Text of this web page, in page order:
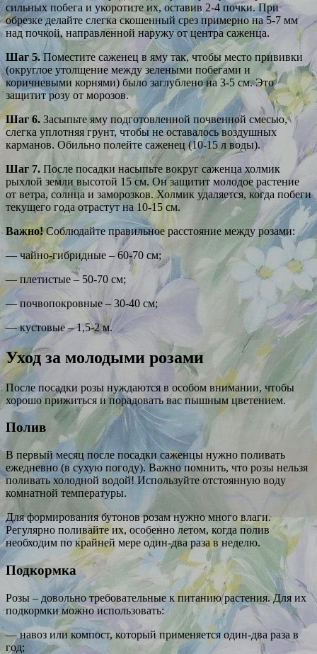
сильных побега и укоротите их, оставив 2-4 почки. При
обрезке делайте слегка скошенный срез примерно на 5-7 мм
над почкой, направленной наружу от центра саженца.
Шаг 5. Поместите саженец в яму так, чтобы место прививки
(округлое утолщение между зелеными побегами и
коричневыми корнями) было заглублено на 3-5 см. Это
защитит розу от морозов.
Шаг 6. Засыпьте яму подготовленной почвенной смесью,
слегка уплотняя грунт, чтобы не оставалось воздушных
карманов. Обильно полейте саженец (10-15 л воды).
Шаг 7. После посадки насыпьте вокруг саженца холмик
рыхлой земли высотой 15 см. Он защитит молодое растение
от ветра, солнца и заморозков. Холмик удаляется, когда побеги
текущего года отрастут на 10-15 см.
Важно!Соблюдайте правильное расстояние между розами:
— чайно-гибридные – 60-70 см;
— плетистые – 50-70 см;
— почвопокровные – 30-40 см;
— кустовые – 1,5-2 м.
Уход за молодыми розами
После посадки розы нуждаются в особом внимании, чтобы
хорошо прижиться и порадовать вас пышным цветением.
Полив
В первый месяц после посадки саженцы нужно поливать
ежедневно (в сухую погоду). Важно помнить, что розы нельзя
поливать холодной водой! Используйте отстоянную воду
комнатной температуры.
Для формирования бутонов розам нужно много влаги.
Регулярно поливайте их, особенно летом, когда полив
необходим по крайней мере один-два раза в неделю.
Подкормка
Розы – довольно требовательные к питанию растения. Для их
подкормки можно использовать:
— навоз или компост, который применяется один-два раза в
год;